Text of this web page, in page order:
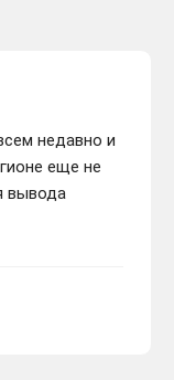
недавно и
еще не
вывода